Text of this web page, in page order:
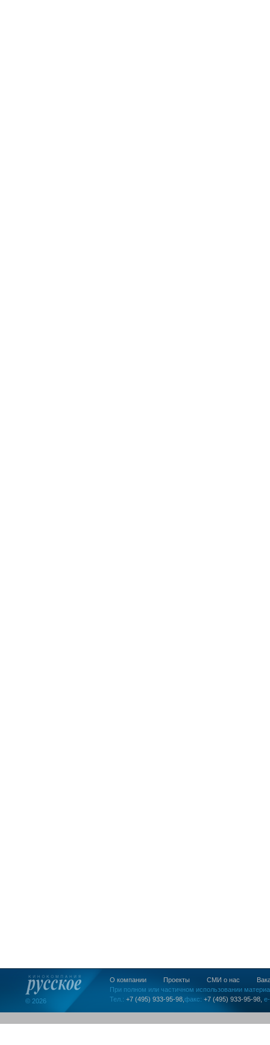
© 2026
О компании Проекты СМИ о нас
При полном или частичном использовании
Тел.: +7 (495) 933-95-98, факс: +7 (495) 933-95-98,